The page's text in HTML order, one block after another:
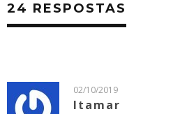
24 RESPOSTAS
02/10/2019
Itamar